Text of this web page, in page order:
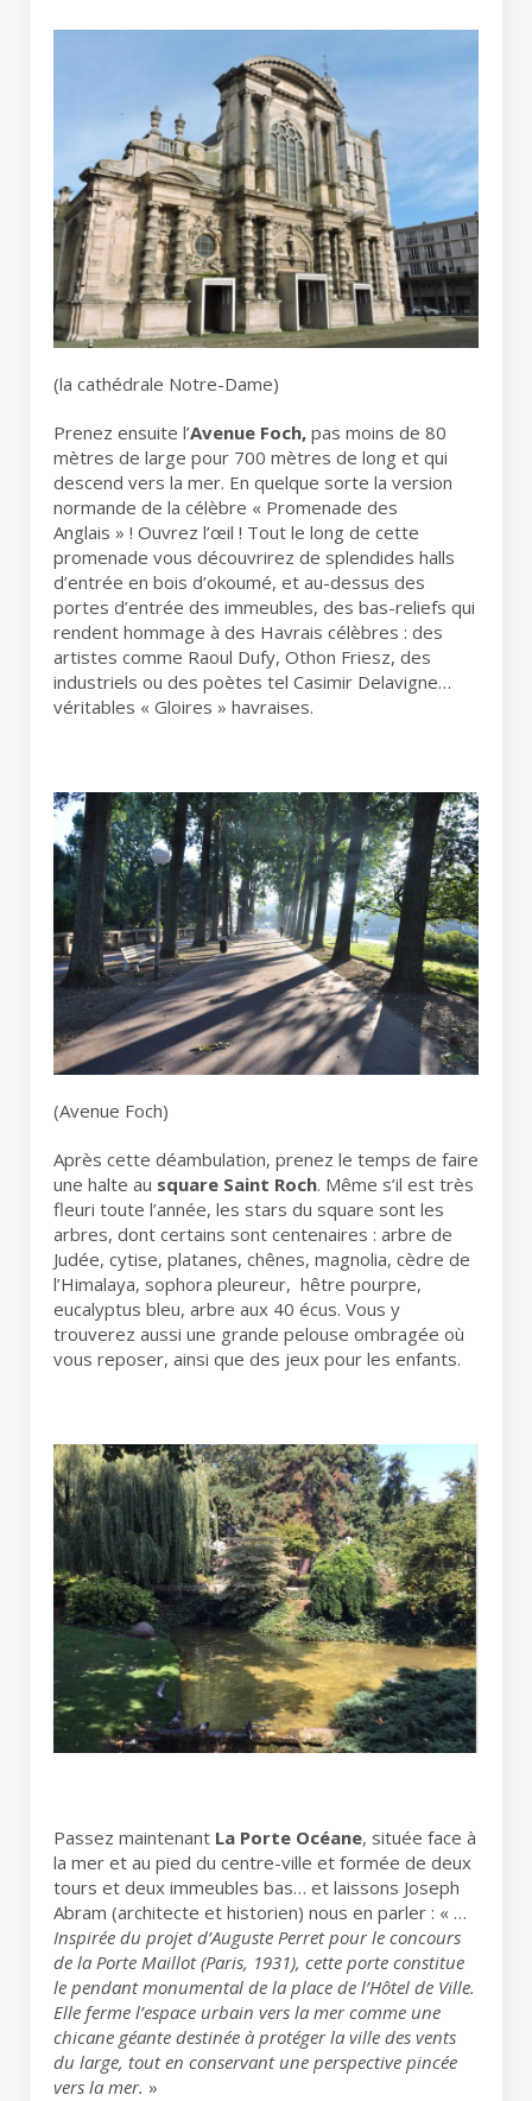
(la cathédrale Notre-Dame)
Prenez ensuite l’Avenue Foch, pas moins de 80
mètres de large pour 700 mètres de long et qui
descend vers la mer. En quelque sorte la version
normande de la célèbre « Promenade des
Anglais » ! Ouvrez l’œil ! Tout le long de cette
promenade vous découvrirez de splendides halls
d’entrée en bois d’okoumé, et au-dessus des
portes d’entrée des immeubles, des bas-reliefs qui
rendent hommage à des Havrais célèbres : des
artistes comme Raoul Dufy, Othon Friesz, des
industriels ou des poètes tel Casimir Delavigne…
véritables « Gloires » havraises.
(Avenue Foch)
Après cette déambulation, prenez le temps de faire
une halte au square Saint Roch. Même s’il est très
fleuri toute l’année, les stars du square sont les
arbres, dont certains sont centenaires : arbre de
Judée, cytise, platanes, chênes, magnolia, cèdre de
l’Himalaya, sophora pleureur, hêtre pourpre,
eucalyptus bleu, arbre aux 40 écus. Vous y
trouverez aussi une grande pelouse ombragée où
vous reposer, ainsi que des jeux pour les enfants.
Passez maintenant La Porte Océane, située face à
la mer et au pied du centre-ville et formée de deux
tours et deux immeubles bas… et laissons Joseph
Abram (architecte et historien) nous en parler : « …
Inspirée du projet d’Auguste Perret pour le concours
de la Porte Maillot (Paris, 1931), cette porte constitue
le pendant monumental de la place de l’Hôtel de Ville.
Elle ferme l’espace urbain vers la mer comme une
chicane géante destinée à protéger la ville des vents
du large, tout en conservant une perspective pincée
vers la mer. »